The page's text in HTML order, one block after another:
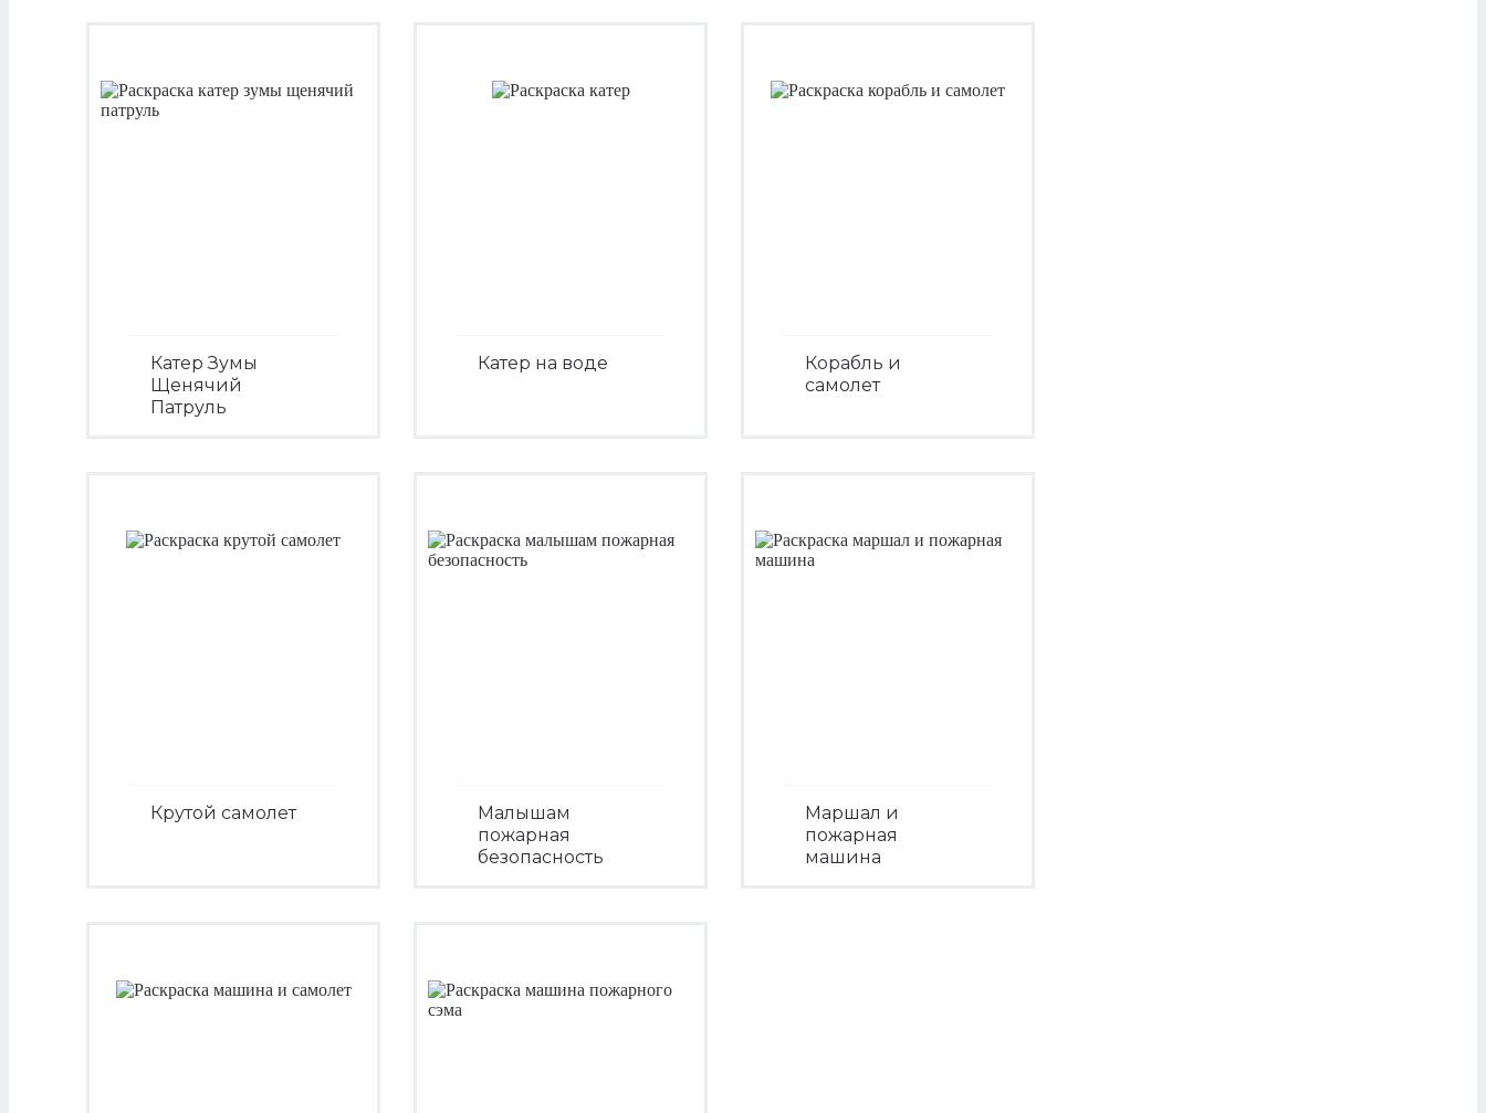
Катер Зумы
Щенячий
Патруль
Катер на воде
Корабль и
самолет
Крутой самолет
Малышам
пожарная
безопасность
Маршал и
пожарная
машина